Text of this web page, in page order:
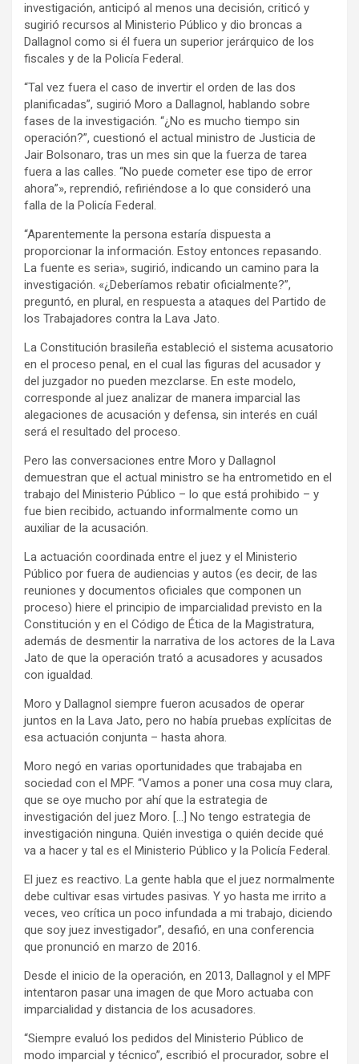
investigación, anticipó al menos una decisión, criticó y
sugirió recursos al Ministerio Público y dio broncas a
Dallagnol como si él fuera un superior jerárquico de los
fiscales y de la Policía Federal.
“Tal vez fuera el caso de invertir el orden de las dos
planificadas”, sugirió Moro a Dallagnol, hablando sobre
fases de la investigación. “¿No es mucho tiempo sin
operación?”, cuestionó el actual ministro de Justicia de
Jair Bolsonaro, tras un mes sin que la fuerza de tarea
fuera a las calles. “No puede cometer ese tipo de error
ahora”», reprendió, refiriéndose a lo que consideró una
falla de la Policía Federal.
“Aparentemente la persona estaría dispuesta a
proporcionar la información. Estoy entonces repasando.
La fuente es seria», sugirió, indicando un camino para la
investigación. «¿Deberíamos rebatir oficialmente?”,
preguntó, en plural, en respuesta a ataques del Partido de
los Trabajadores contra la Lava Jato.
La Constitución brasileña estableció el sistema acusatorio
en el proceso penal, en el cual las figuras del acusador y
del juzgador no pueden mezclarse. En este modelo,
corresponde al juez analizar de manera imparcial las
alegaciones de acusación y defensa, sin interés en cuál
será el resultado del proceso.
Pero las conversaciones entre Moro y Dallagnol
demuestran que el actual ministro se ha entrometido en el
trabajo del Ministerio Público – lo que está prohibido – y
fue bien recibido, actuando informalmente como un
auxiliar de la acusación.
La actuación coordinada entre el juez y el Ministerio
Público por fuera de audiencias y autos (es decir, de las
reuniones y documentos oficiales que componen un
proceso) hiere el principio de imparcialidad previsto en la
Constitución y en el Código de Ética de la Magistratura,
además de desmentir la narrativa de los actores de la Lava
Jato de que la operación trató a acusadores y acusados
con igualdad.
Moro y Dallagnol siempre fueron acusados de operar
juntos en la Lava Jato, pero no había pruebas explícitas de
esa actuación conjunta – hasta ahora.
Moro negó en varias oportunidades que trabajaba en
sociedad con el MPF. “Vamos a poner una cosa muy clara,
que se oye mucho por ahí que la estrategia de
investigación del juez Moro. […] No tengo estrategia de
investigación ninguna. Quién investiga o quién decide qué
va a hacer y tal es el Ministerio Público y la Policía Federal.
El juez es reactivo. La gente habla que el juez normalmente
debe cultivar esas virtudes pasivas. Y yo hasta me irrito a
veces, veo crítica un poco infundada a mi trabajo, diciendo
que soy juez investigador”, desafió, en una conferencia
que pronunció en marzo de 2016.
Desde el inicio de la operación, en 2013, Dallagnol y el MPF
intentaron pasar una imagen de que Moro actuaba con
imparcialidad y distancia de los acusadores.
“Siempre evaluó los pedidos del Ministerio Público de
modo imparcial y técnico”, escribió el procurador, sobre el